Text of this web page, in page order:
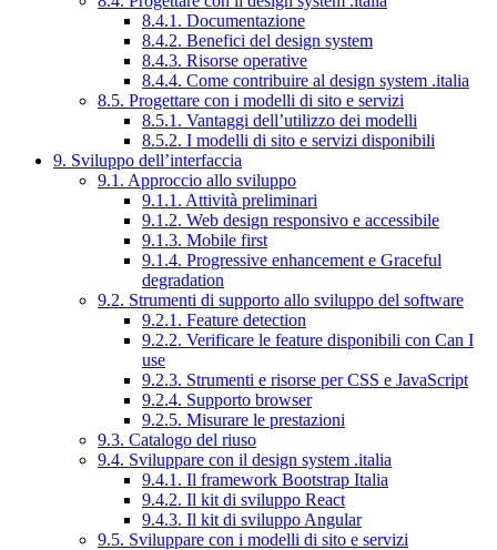
8.4.1. Documentazione
8.4.2. Benefici del design system
8.4.3. Risorse operative
8.4.4. Come contribuire al design system .italia
8.5. Progettare con i modelli di sito e servizi
8.5.1. Vantaggi dell’utilizzo dei modelli
8.5.2. I modelli di sito e servizi disponibili
9. Sviluppo dell’interfaccia
9.1. Approccio allo sviluppo
9.1.1. Attività preliminari
9.1.2. Web design responsivo e accessibile
9.1.3. Mobile first
9.1.4. Progressive enhancement e Graceful
degradation
9.2. Strumenti di supporto allo sviluppo del software
9.2.1. Feature detection
9.2.2. Verificare le feature disponibili con Can I
use
9.2.3. Strumenti e risorse per CSS e JavaScript
9.2.4. Supporto browser
9.2.5. Misurare le prestazioni
9.3. Catalogo del riuso
9.4. Sviluppare con il design system .italia
9.4.1. Il framework Bootstrap Italia
9.4.2. Il kit di sviluppo React
9.4.3. Il kit di sviluppo Angular
9.5. Sviluppare con i modelli di sito e servizi